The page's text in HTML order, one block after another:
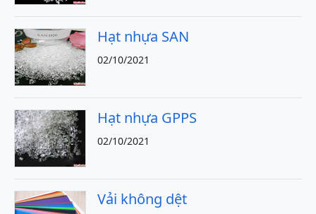
Hạt nhựa SAN
02/10/2021
Hạt nhựa GPPS
02/10/2021
Vải không dệt